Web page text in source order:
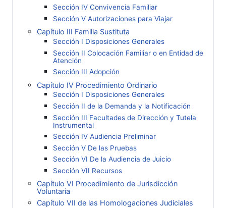
Sección IV Convivencia Familiar
Sección V Autorizaciones para Viajar
Capítulo III Familia Sustituta
Sección I Disposiciones Generales
Sección II Colocación Familiar o en Entidad de
Atención
Sección III Adopción
Capítulo IV Procedimiento Ordinario
Sección I Disposiciones Generales
Sección II de la Demanda y la Notificación
Sección III Facultades de Dirección y Tutela
Instrumental
Sección IV Audiencia Preliminar
Sección V De las Pruebas
Sección VI De la Audiencia de Juicio
Sección VII Recursos
Capítulo VI Procedimiento de Jurisdicción
Voluntaria
Capítulo VII de las Homologaciones Judiciales